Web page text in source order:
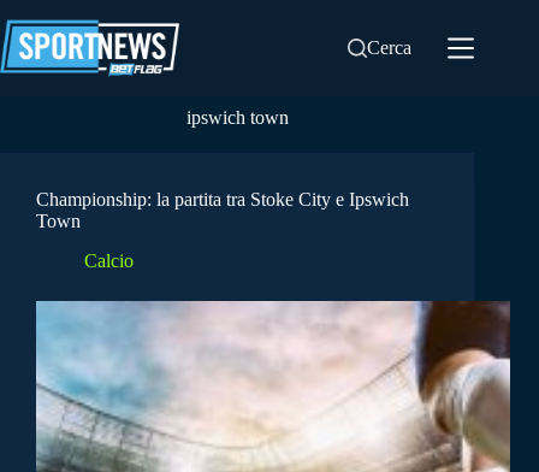
al
contenuto
Cerca
ipswich town
Championship: la partita tra Stoke City e Ipswich
Town
Calcio